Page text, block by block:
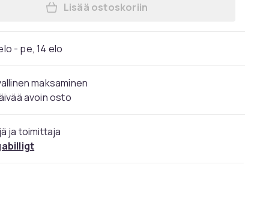
Lisää Lompakkokotelo iPhone 14
Lisää ostoskoriin
- pe, 14 elo
maksaminen
avoin osto
ja toimittaja